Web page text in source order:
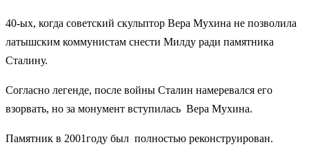
40-ых, когда советский скульптор Вера Мухина не позволила
латышским коммунистам снести Милду ради памятника
Сталину.
Согласно легенде, после войны Сталин намеревался его
взорвать, но за монумент вступилась Вера Мухина.
Памятник в 2001году был полностью реконструирован.